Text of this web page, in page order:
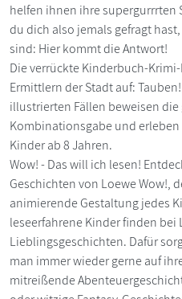
helfen ihnen ihre supergurrrten
du dich also jemals gefragt
sind: Hier kommt die Antwort!
Die verrückte Kinderbuch-
Ermittlern der Stadt auf:
illustrierten Fällen beweisen
Kombinationsgabe und
Kinder ab 8 Jahren.
Wow! - Das will ich lesen!
Geschichten von Loewe Wow!,
animierende Gestaltung jedes
leseerfahrene Kinder finden bei
Lieblingsgeschichten. Dafür
man immer wieder gerne auf
mitreißende